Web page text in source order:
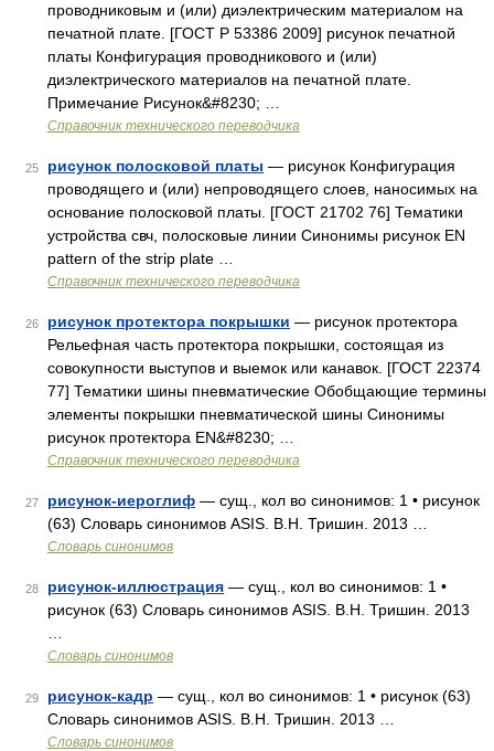
проводниковым и (или) диэлектрическим материалом на
печатной плате. [ГОСТ Р 53386 2009] рисунок печатной
платы Конфигурация проводникового и (или)
диэлектрического материалов на печатной плате.
Примечание Рисунок&#8230; …
Справочник технического переводчика
25 рисунок полосковой платы — рисунок Конфигурация
проводящего и (или) непроводящего слоев, наносимых на
основание полосковой платы. [ГОСТ 21702 76] Тематики
устройства свч, полосковые линии Синонимы рисунок EN
pattern of the strip plate …
Справочник технического переводчика
26 рисунок протектора покрышки — рисунок протектора
Рельефная часть протектора покрышки, состоящая из
совокупности выступов и выемок или канавок. [ГОСТ 22374
77] Тематики шины пневматические Обобщающие термины
элементы покрышки пневматической шины Синонимы
рисунок протектора EN&#8230; …
Справочник технического переводчика
27 рисунок-иероглиф — сущ., кол во синонимов: 1 • рисунок
(63) Словарь синонимов ASIS. В.Н. Тришин. 2013 …
Словарь синонимов
28 рисунок-иллюстрация — сущ., кол во синонимов: 1 •
рисунок (63) Словарь синонимов ASIS. В.Н. Тришин. 2013
Словарь синонимов
29 рисунок-кадр — сущ., кол во синонимов: 1 • рисунок (63)
Словарь синонимов ASIS. В.Н. Тришин. 2013 …
Словарь синонимов